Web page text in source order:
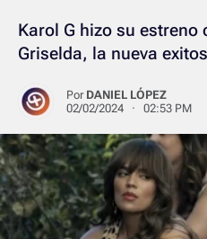
Karol G hizo su estreno
Griselda, la nueva
Por DANIEL LÓPEZ
02/02/2024 · 02:53 PM